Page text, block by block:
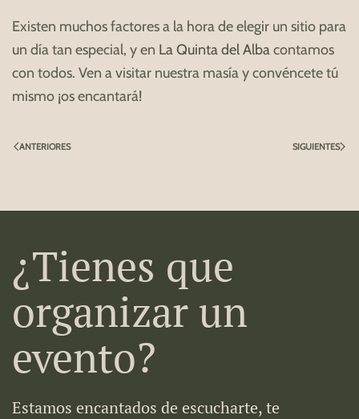
Existen muchos factores a la hora de elegir un sitio para
un día tan especial, y en La Quinta del Albacontamos
con todos. Ven a visitar nuestra masía y convéncete tú
mismo ¡os encantará!
ANTERIORES SIGUIENTES
¿Tienes que
organizar un
evento?
Estamos encantados de escucharte, te